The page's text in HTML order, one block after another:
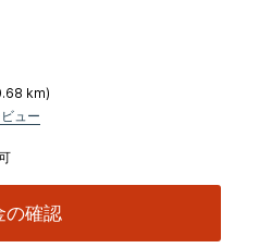
km)
ュー
の確認